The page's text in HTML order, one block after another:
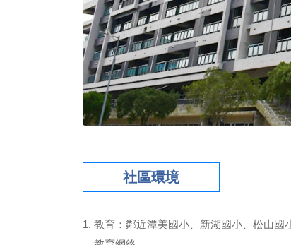
社區環境
教育：鄰近潭美國小、新湖國小、松山國